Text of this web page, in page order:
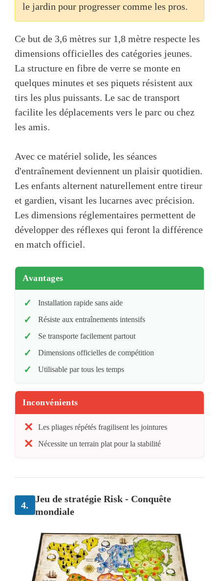
le jardin pour progresser comme les pros.
Ce but de 3,6 mètres sur 1,8 mètre respecte les
dimensions officielles des catégories jeunes.
La structure en fibre de verre se monte en
quelques minutes et ses piquets résistent aux
tirs les plus puissants. Le sac de transport
facilite les déplacements vers le parc ou chez
les amis.
Avec ce matériel solide, les séances
d'entraînement deviennent un plaisir quotidien.
Les enfants alternent naturellement entre tireur
et gardien, visant les lucarnes avec précision.
Les dimensions réglementaires permettent de
développer des réflexes qui feront la différence
en match officiel.
Avantages
Installation rapide sans aide
Résiste aux entraînements intensifs
Se transporte facilement partout
Dimensions officielles de compétition
Utilisable par tous les temps
Inconvénients
Les pliages répétés fragilisent les jointures
Nécessite un terrain plat pour la stabilité
4.
Jeu de stratégie Risk - Conquête
mondiale